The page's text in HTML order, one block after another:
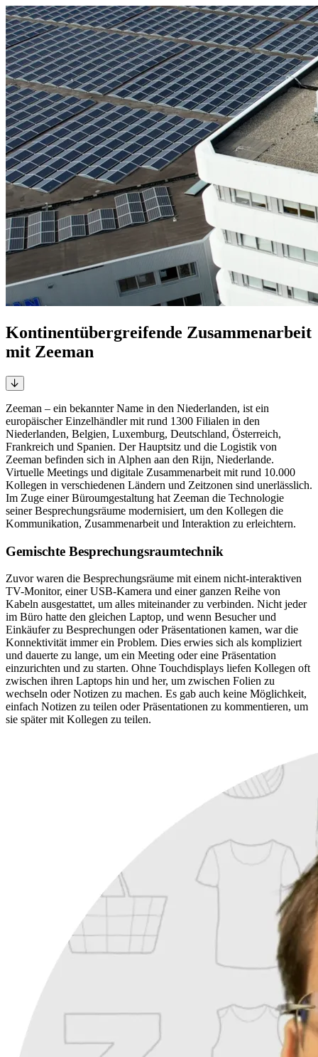
Kontinentübergreifende Zusammenarbeit
mit Zeeman
Zeeman – ein bekannter Name in den Niederlanden, ist ein
europäischer Einzelhändler mit rund 1300 Filialen in den
Niederlanden, Belgien, Luxemburg, Deutschland, Österreich,
Frankreich und Spanien. Der Hauptsitz und die Logistik von
Zeeman befinden sich in Alphen aan den Rijn, Niederlande.
Virtuelle Meetings und digitale Zusammenarbeit mit rund 10.000
Kollegen in verschiedenen Ländern und Zeitzonen sind unerlässlich.
Im Zuge einer Büroumgestaltung hat Zeeman die Technologie
seiner Besprechungsräume modernisiert, um den Kollegen die
Kommunikation, Zusammenarbeit und Interaktion zu erleichtern.
Gemischte Besprechungsraumtechnik
Zuvor waren die Besprechungsräume mit einem nicht-interaktiven
TV-Monitor, einer USB-Kamera und einer ganzen Reihe von
Kabeln ausgestattet, um alles miteinander zu verbinden. Nicht jeder
im Büro hatte den gleichen Laptop, und wenn Besucher und
Einkäufer zu Besprechungen oder Präsentationen kamen, war die
Konnektivität immer ein Problem. Dies erwies sich als kompliziert
und dauerte zu lange, um ein Meeting oder eine Präsentation
einzurichten und zu starten. Ohne Touchdisplays liefen Kollegen oft
zwischen ihren Laptops hin und her, um zwischen Folien zu
wechseln oder Notizen zu machen. Es gab auch keine Möglichkeit,
einfach Notizen zu teilen oder Präsentationen zu kommentieren, um
sie später mit Kollegen zu teilen.